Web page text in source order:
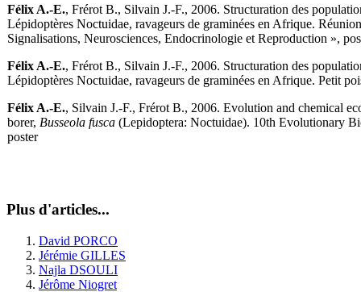
Félix A.-E., Frérot B., Silvain J.-F., 2006. Structuration des
Lépidoptères Noctuidae, ravageurs de graminées en Afrique.
Signalisations, Neurosciences, Endocrinologie et Reproduction »,
Félix A.-E., Frérot B., Silvain J.-F., 2006. Structuration des
Lépidoptères Noctuidae, ravageurs de graminées en Afrique. Petit
Félix A.-E., Silvain J.-F., Frérot B., 2006. Evolution and chemical
borer, Busseola fusca (Lepidoptera: Noctuidae). 10th Evolutionary
poster
Plus d'articles...
David PORCO
Jérémie GILLES
Najla DSOULI
Jérôme Niogret